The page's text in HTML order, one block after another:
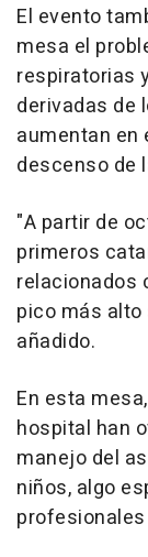
El evento
mesa el
respiratorias
derivadas de
aumentan en
descenso de
"A partir de
primeros
relacionados
pico más alto
añadido.
En esta
hospital han
manejo del
niños, algo